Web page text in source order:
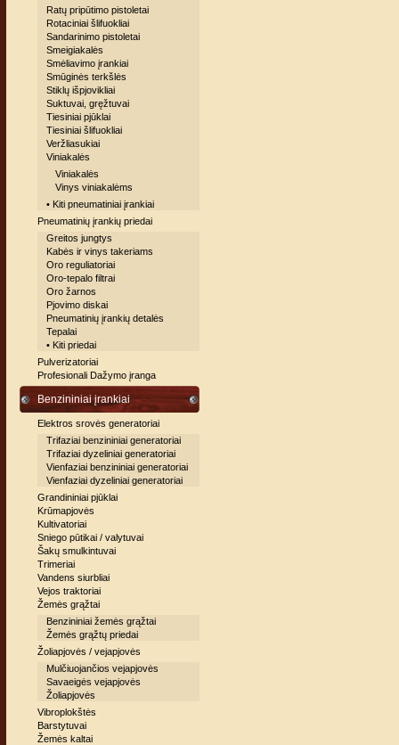
Ratų pripūtimo pistoletai
Rotaciniai šlifuokliai
Sandarinimo pistoletai
Smeigiakalės
Smėliavimo įrankiai
Smūginės terkšlės
Stiklų išpjovikliai
Suktuvai, gręžtuvai
Tiesiniai pjūklai
Tiesiniai šlifuokliai
Veržliasukiai
Viniakalės
Viniakalės
Vinys viniakalėms
• Kiti pneumatiniai įrankiai
Pneumatinių įrankių priedai
Greitos jungtys
Kabės ir vinys takeriams
Oro reguliatoriai
Oro-tepalo filtrai
Oro žarnos
Pjovimo diskai
Pneumatinių įrankių detalės
Tepalai
• Kiti priedai
Pulverizatoriai
Profesionali Dažymo įranga
Benzininiai įrankiai
Elektros srovės generatoriai
Trifaziai benzininiai generatoriai
Trifaziai dyzeliniai generatoriai
Vienfaziai benzininiai generatoriai
Vienfaziai dyzeliniai generatoriai
Grandininiai pjūklai
Krūmapjovės
Kultivatoriai
Sniego pūtikai / valytuvai
Šakų smulkintuvai
Trimeriai
Vandens siurbliai
Vejos traktoriai
Žemės grąžtai
Benzininiai žemės grąžtai
Žemės grąžtų priedai
Žoliapjovės / vejapjovės
Mulčiuojančios vejapjovės
Savaeigės vejapjovės
Žoliapjovės
Vibroplokštės
Barstytuvai
Žemės kaltai